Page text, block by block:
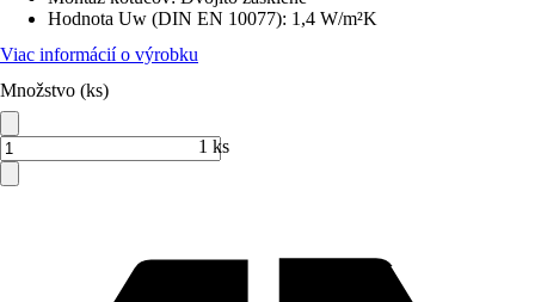
Hodnota Uw (DIN EN 10077): 1,4 W/m²K
Viac informácií o výrobku
Množstvo (ks)
1 ks